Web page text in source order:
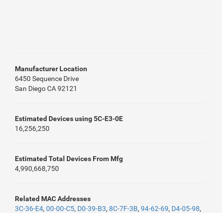
Manufacturer Location
6450 Sequence Drive
San Diego CA 92121
Estimated Devices using 5C-E3-0E
16,256,250
Estimated Total Devices From Mfg
4,990,668,750
Related MAC Addresses
3C-36-E4, 00-00-C5, D0-39-B3, 8C-7F-3B, 94-62-69, D4-05-98,